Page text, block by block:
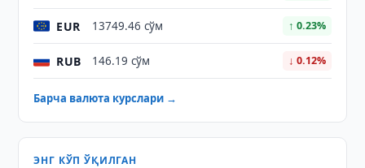
EUR 13749.46 сўм ↑ 0.23%
RUB 146.19 сўм ↓ 0.12%
Барча валюта курслари →
ЭНГ КЎП ЎҚИЛГАН